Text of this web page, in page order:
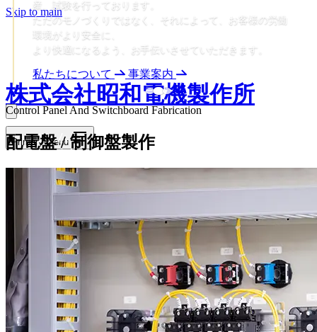
Skip to main
株式会社昭和電機製作所
Primary Menu
お知らせ
私たちについて
ホーム
お知らせ
私たちについて
事業案内
採用情報
サイト利用規定
プライバシーポリシー
産、試験を行っております。
ただのモノづくりではなく、それによって、お客様の労働
環境がより安全に、
より快適になるよう、お手伝いさせていただきます。
私たちについて 事業案内
Control Panel And Switchboard Fabrication
配電盤 / 制御盤製作